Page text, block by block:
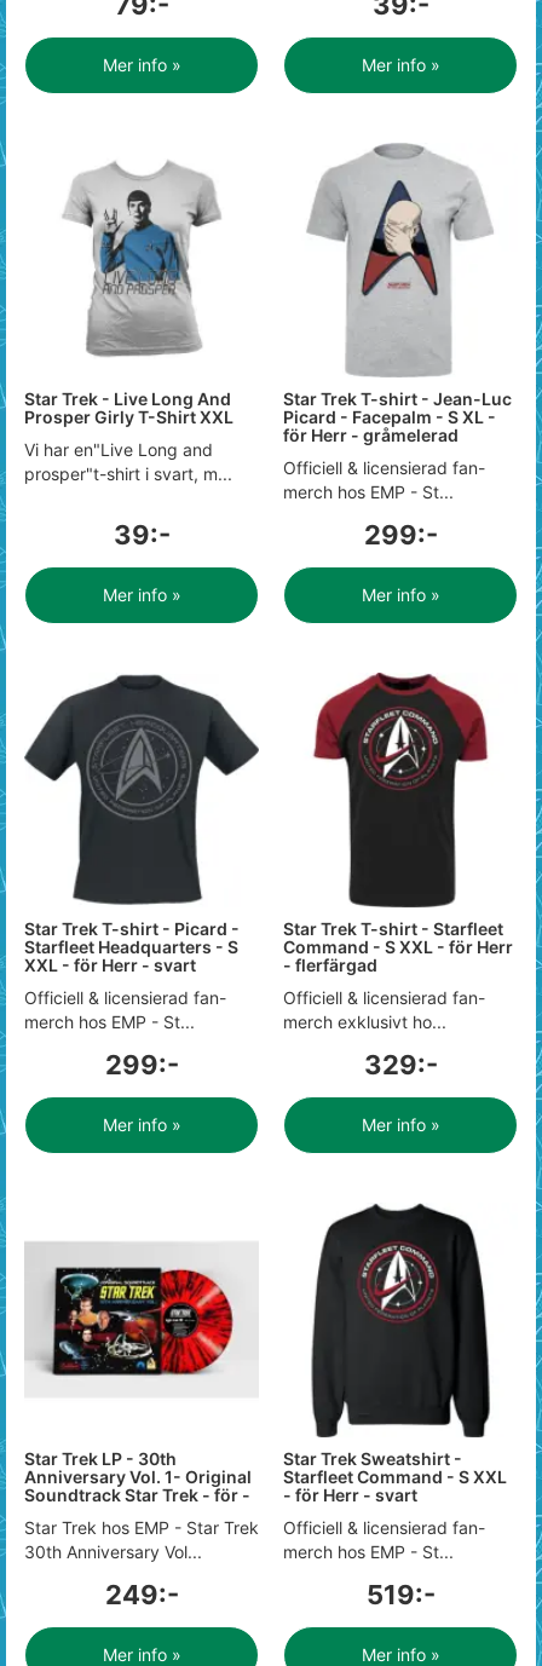
Mer info » Mer info »
Star Trek - Live Long And
Prosper Girly T-Shirt XXL
Vi har en"Live Long and
prosper"t-shirt i svart, m...
39:-
Mer info »
Star Trek T-shirt - Jean-Luc
Picard - Facepalm - S XL -
för Herr - gråmelerad
Officiell & licensierad fan-
merch hos EMP - St...
299:-
Mer info »
Star Trek T-shirt - Picard -
Starfleet Headquarters - S
XXL - för Herr - svart
Officiell & licensierad fan-
merch hos EMP - St...
299:-
Mer info »
Star Trek T-shirt - Starfleet
Command - S XXL - för Herr
- flerfärgad
Officiell & licensierad fan-
merch exklusivt ho...
329:-
Mer info »
Star Trek LP - 30th
Anniversary Vol. 1- Original
Soundtrack Star Trek - för -
Star Trek hos EMP - Star Trek
30th Anniversary Vol...
249:-
Mer info »
Star Trek Sweatshirt -
Starfleet Command - S XXL
- för Herr - svart
Officiell & licensierad fan-
merch hos EMP - St...
519:-
Mer info »